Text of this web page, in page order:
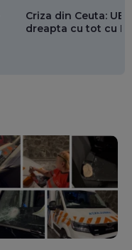
Criza din Ceuta: UE
dreapta cu tot cu